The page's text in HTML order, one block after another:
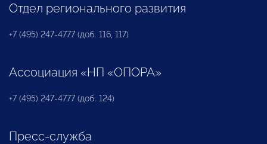
Отдел регионального развития
+7 (495) 247-4777 (доб. 116, 117)
Ассоциация «НП «ОПОРА»
+7 (495) 247-4777 (доб. 124)
Пресс-служба